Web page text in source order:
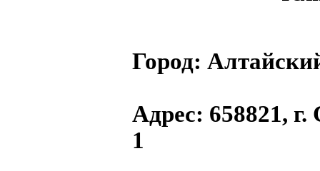
Город:
Адрес: 658821,
1